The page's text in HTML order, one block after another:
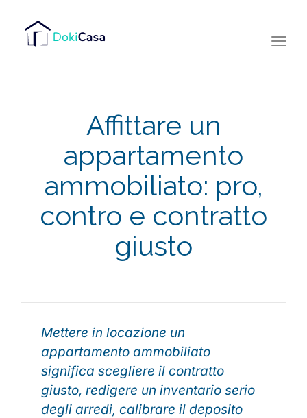
Affittare un
appartamento
ammobiliato: pro,
contro e contratto
giusto
Mettere in locazione un
appartamento ammobiliato
significa scegliere il contratto
giusto, redigere un inventario serio
degli arredi, calibrare il deposito